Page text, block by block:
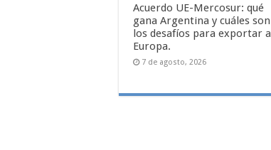
Acuerdo UE-Mercosur: qué
gana Argentina y cuáles son
los desafíos para exportar a
Europa.
7 de agosto, 2026